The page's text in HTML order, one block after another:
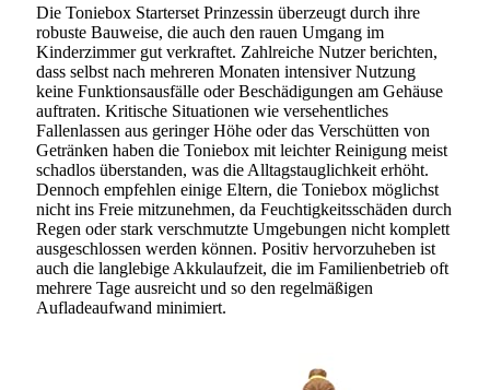
Die Toniebox Starterset Prinzessin überzeugt durch ihre
robuste Bauweise, die auch den rauen Umgang im
Kinderzimmer gut verkraftet. Zahlreiche Nutzer berichten,
dass selbst nach mehreren Monaten intensiver Nutzung
keine Funktionsausfälle oder Beschädigungen am Gehäuse
auftraten. Kritische Situationen wie versehentliches
Fallenlassen aus geringer Höhe oder das Verschütten von
Getränken haben die Toniebox mit leichter Reinigung meist
schadlos überstanden, was die Alltagstauglichkeit erhöht.
Dennoch empfehlen einige Eltern, die Toniebox möglichst
nicht ins Freie mitzunehmen, da Feuchtigkeitsschäden durch
Regen oder stark verschmutzte Umgebungen nicht komplett
ausgeschlossen werden können. Positiv hervorzuheben ist
auch die langlebige Akkulaufzeit, die im Familienbetrieb oft
mehrere Tage ausreicht und so den regelmäßigen
Aufladeaufwand minimiert.